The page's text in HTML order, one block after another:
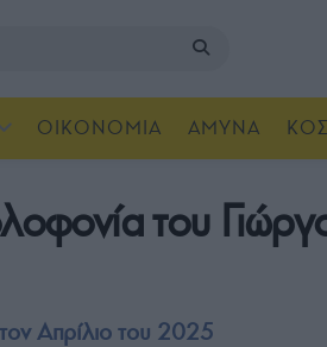
ΟΙΚΟΝΟΜΙΑ ΑΜΥΝΑ
του
Απρίλιο του 2025